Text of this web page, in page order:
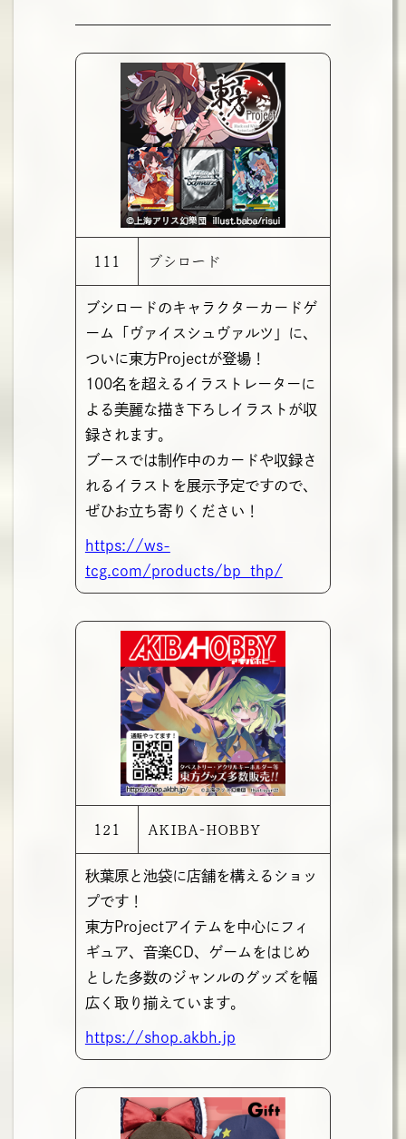
111 ブシロード
ブシロードのキャラクターカードゲ
ーム「ヴァイスシュヴァルツ」に、
ついに東方Projectが登場！
100名を超えるイラストレーターに
よる美麗な描き下ろしイラストが収
録されます。
ブースでは制作中のカードや収録さ
れるイラストを展示予定ですので、
ぜひお立ち寄りください！
https://ws-
tcg.com/products/bp_thp/
121 AKIBA-HOBBY
秋葉原と池袋に店舗を構えるショッ
プです！
東方Projectアイテムを中心にフィ
ギュア、音楽CD、ゲームをはじめ
とした多数のジャンルのグッズを幅
広く取り揃えています。
https://shop.akbh.jp